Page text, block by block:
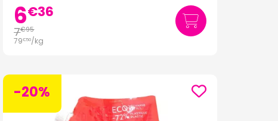
6€36
7€95
79€50/kg
-20%